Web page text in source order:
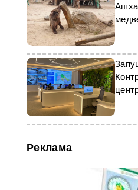
Реклама